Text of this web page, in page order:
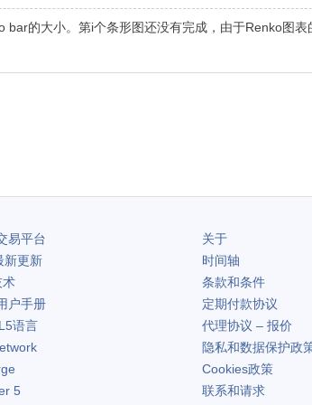
的大小。第i个条形图还没有完成，由于Renko图
易平台
新更新
户手册
语言
5
关于
时间轴
条款和条件
定期付款协议
代理协议 – 报价
隐私和数据保护政
Cookies政策
联系和请求